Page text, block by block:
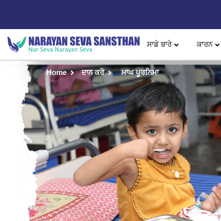
ਸਾਡੇ ਬਾਰੇ ਕਾਰਨ
Home ਦਾਨ ਕਰੋ ਮਾਘ ਪੂਰਨਿਮਾ